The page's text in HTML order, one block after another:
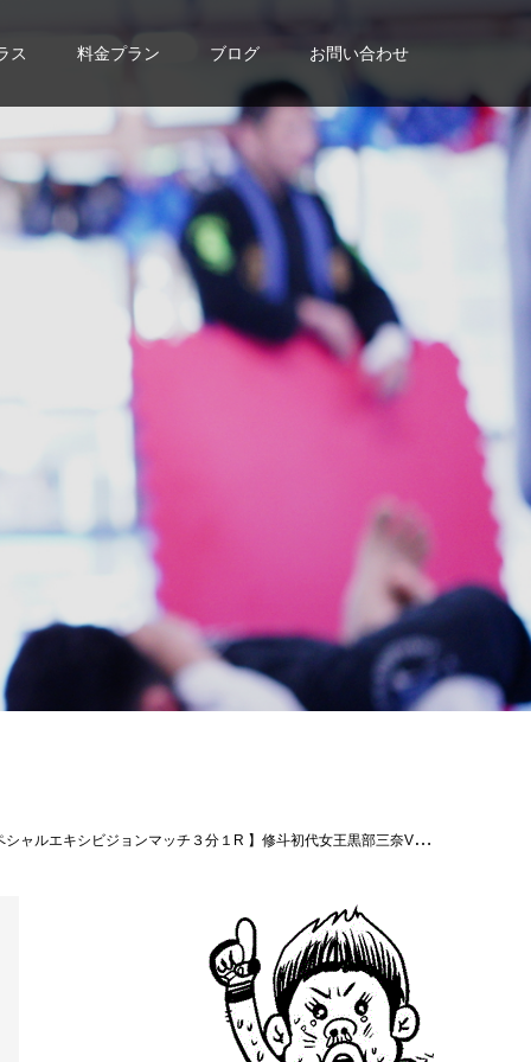
ス 料金プラン ブログ お問い合わせ
twitcasting.tv/f:3609780655707379/shopcart/185879#shooto1106 #THESHOOTOOKINAWA #EVERGROUND #斬修斗沖縄 #修斗 #shooto #沖縄 #パラエストラ #那覇 #コザ #コザミュージックタウン #MMA #総合格闘技